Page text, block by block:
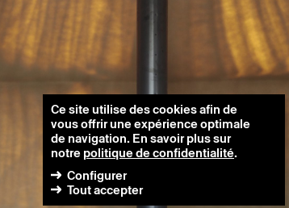
Ce site utilise des cookies afin de
vous offrir une expérience optimale
de navigation. En savoir plus sur
notrepolitique de confidentialité.
Configurer
Tout accepter